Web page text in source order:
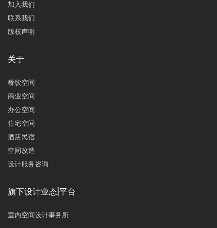
加入我们
联系我们
版权声明
关于
餐饮空间
商业空间
办公空间
住宅空间
酒店民宿
空间改造
设计服务咨询
旗下设计业态|平台
室内空间设计事务所